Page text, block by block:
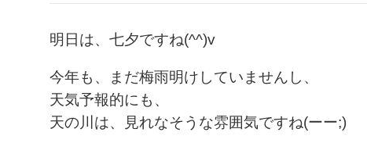
明日は、七夕ですね(^^)v
今年も、まだ梅雨明けしていませんし、
天気予報的にも、
天の川は、見れなそうな雰囲気ですね(ーー;)